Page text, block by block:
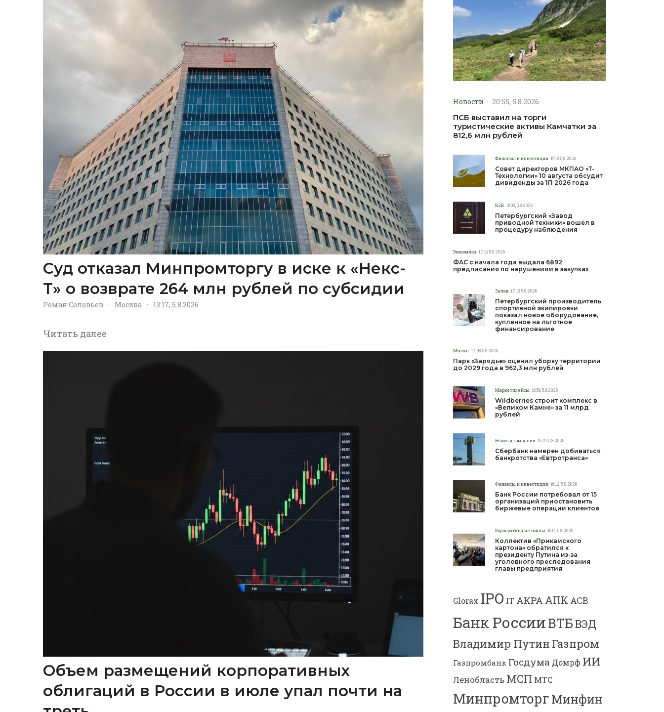
Суд отказал Минпромторгу в иске к «Некс-
Т» о возврате 264 млн рублей по субсидии
Роман Соловьев · Москва · 13:17, 5.8.2026
Читать далее
Объем размещений корпоративных
облигаций в России в июле упал почти на
Новости · 20:55, 5.8.2026
ПСБ выставил на торги
туристические активы Камчатки за
812,6 млн рублей
Финансы и инвестиции 19:18, 5.8.2026
Совет директоров МКПАО «Т-
Технологии» 10 августа обсудит
дивиденды за 1П 2026 года
B2B 18:03, 5.8.2026
Петербургский «Завод
приводной техники» вошел в
процедуру наблюдения
Экономика 17:16, 5.8.2026
ФАС с начала года выдала 6892
предписания по нарушениям в закупках
Запад 17:15, 5.8.2026
Петербургский производитель
спортивной экипировки
показал новое оборудование,
купленное на льготное
финансирование
Москва 17:08, 5.8.2026
Парк «Зарядье» оценил уборку территории
до 2029 года в 962,3 млн рублей
Маркетплейсы 16:59, 5.8.2026
Wildberries строит комплекс в
«Великом Камне» за 11 млрд
рублей
Новости компаний 16:21, 5.8.2026
Сбербанк намерен добиваться
банкротства «Евтротранса»
Финансы и инвестиции 16:12, 5.8.2026
Банк России потребовал от 15
организаций приостановить
биржевые операции клиентов
Корпоративные войны 16:01, 5.8.2026
Коллектив «Прикамского
картона» обратился к
президенту Путина из-за
уголовного преследования
главы предприятия
Glorax IPO IT АКРА АПК АСВ
Банк РоссииВТБВЭД
Владимир Путин Газпром
Газпромбанк Госдума Домрф ИИ
Ленобласть МСП МТС
МинпромторгМинфин